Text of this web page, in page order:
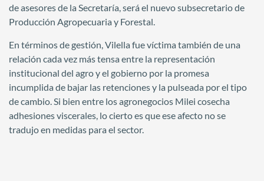
de asesores de la Secretaría, será el nuevo subsecretario de
Producción Agropecuaria y Forestal.
En términos de gestión, Vilella fue víctima también de una
relación cada vez más tensa entre la representación
institucional del agro y el gobierno por la promesa
incumplida de bajar las retenciones y la pulseada por el tipo
de cambio. Si bien entre los agronegocios Milei cosecha
adhesiones viscerales, lo cierto es que ese afecto no se
tradujo en medidas para el sector.